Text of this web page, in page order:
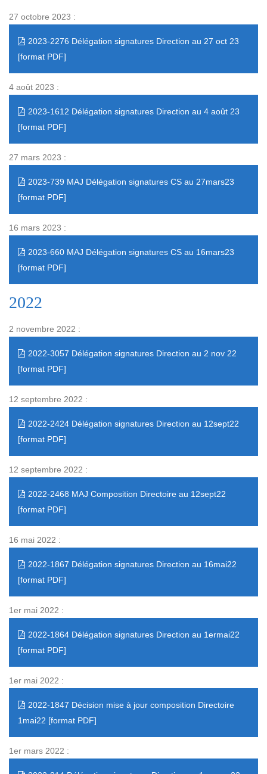
27 octobre 2023 :
2023-2276 Délégation signatures Direction au 27 oct 23
4 août 2023 :
2023-1612 Délégation signatures Direction au 4 août 23
27 mars 2023 :
2023-739 MAJ Délégation signatures CS au 27mars23
16 mars 2023 :
2023-660 MAJ Délégation signatures CS au 16mars23
2022
2 novembre 2022 :
2022-3057 Délégation signatures Direction au 2 nov 22
12 septembre 2022 :
2022-2424 Délégation signatures Direction au 12sept22
12 septembre 2022 :
2022-2468 MAJ Composition Directoire au 12sept22
16 mai 2022 :
2022-1867 Délégation signatures Direction au 16mai22
1er mai 2022 :
2022-1864 Délégation signatures Direction au 1ermai22
1er mai 2022 :
2022-1847 Décision mise à jour composition Directoire
1mai22
1er mars 2022 :